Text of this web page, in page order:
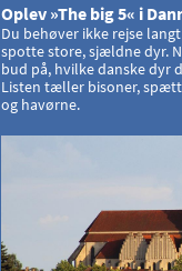
Oplev »The big 5« i
Du behøver ikke rejse
spotte store, sjældne dyr.
bud på, hvilke danske dyr
Listen tæller bisoner,
og havørne.